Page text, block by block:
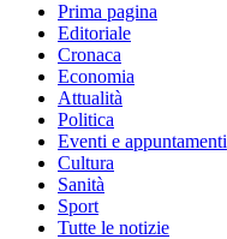
Prima pagina
Editoriale
Cronaca
Economia
Attualità
Politica
Eventi e appuntamenti
Cultura
Sanità
Sport
Tutte le notizie